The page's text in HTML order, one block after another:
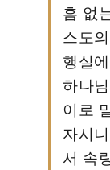
흠 없
스도
행실
하나
이로
자시
서 속